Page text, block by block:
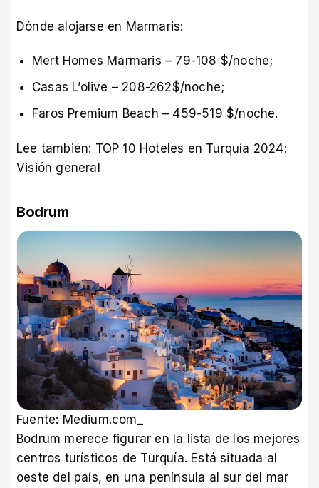
Dónde alojarse en Marmaris:
Mert Homes Marmaris – 79-108 $/noche;
Casas L’olive – 208-262$/noche;
Faros Premium Beach – 459-519 $/noche.
Lee también: TOP 10 Hoteles en Turquía 2024:
Visión general
Bodrum
Fuente: Medium.com_
Bodrum merece figurar en la lista de los mejores
centros turísticos de Turquía. Está situada al
oeste del país, en una península al sur del mar